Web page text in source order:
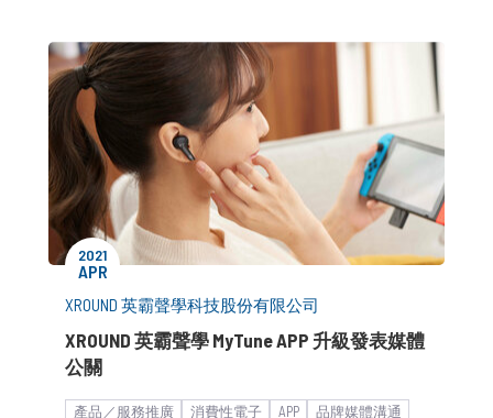
2021
APR
XROUND 英霸聲學科技股份有限公司
XROUND 英霸聲學 MyTune APP 升級發表媒體
公關
產品／服務推廣 消費性電子 APP
品牌媒體溝通